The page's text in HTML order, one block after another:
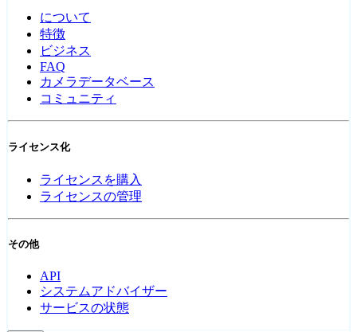
について
特徴
ビジネス
FAQ
カメラデータベース
コミュニティ
ライセンス化
ライセンスを購入
ライセンスの管理
その他
API
システムアドバイザー
サービスの状態